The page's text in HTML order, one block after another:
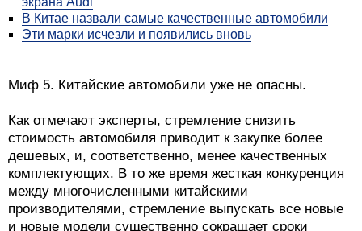
Toyota vs Geely
Читайте также
10 лучших автомобилей, сделанных в Германии
ШАБАК получил одну из самых дорогих машин в
истории Израиля
Оплатить паркинг, зарядку и топливо теперь можно с
экрана Audi
В Китае назвали самые качественные автомобили